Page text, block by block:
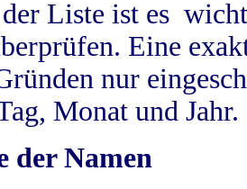
Liste ist es
Eine
nur
Monat und Jahr.
der Namen